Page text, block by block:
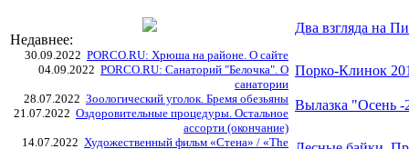
Недавнее:
30.09.2022 PORCO.RU: Хрюша на районе. О сайте
04.09.2022 PORCO.RU: Санаторий "Белочка". О
санатории
28.07.2022 Зоологический уголок. Бремя обезьяны
21.07.2022 Оздоровительные процедуры. Остальное
ассорти (окончание)
14.07.2022 Художественный фильм «Стена» / «The
Два взгляда на
Порко-Клинок
Вылазка "Осень -